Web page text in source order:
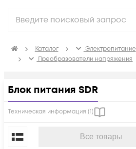
Каталог
Электропитание
Преобразователи напряжения
Блок питания SDR
Техническая информация (1)
Все товары
По популярности